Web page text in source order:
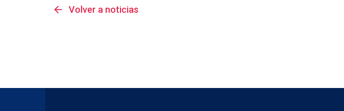
arrow_back Volver a noticias